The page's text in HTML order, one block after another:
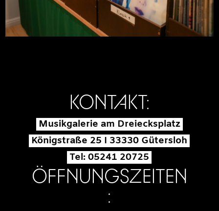
KONTAKT:
Musikgalerie am Dreiecksplatz
Königstraße 25 I 33330 Gütersloh
Tel: 05241 20725
ÖFFNUNGSZEITEN
: